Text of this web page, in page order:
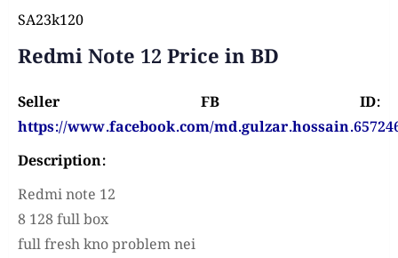
SA23k120
Redmi Note 12 Price in BD
Seller FB ID:
https://www.facebook.com/
Description:
Redmi note 12
8 128 full box
full fresh kno problem nei